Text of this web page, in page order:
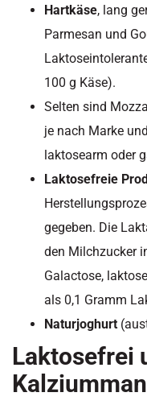
Hartkäse, lang
Parmesan und
100 g Käse).
Selten sind
je nach Marke
laktosearm oder
Laktosefreie
gegeben. Die
den Milchzucker
Galactose,
als 0,1 Gramm
Naturjoghurt
Laktosefrei